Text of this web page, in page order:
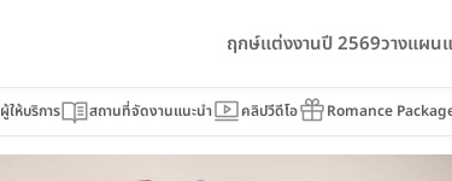
ฤกษ์แต่งงานปี 2569วางแผน
ผู้ให้บริการ สถานที่จัดงานแนะนำ คลิปวีดีโอ Romance
Propose Passion Photobooth